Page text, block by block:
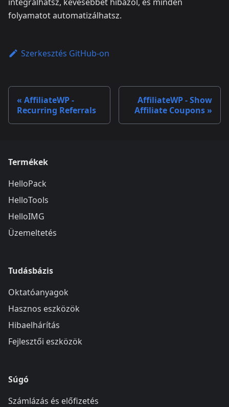
folyamatot automatizálhatsz.
Szerkesztés GitHub-on
AffiliateWP -
Recurring Referrals
AffiliateWP - Show
Affiliate Coupons
Termékek
HelloPack
HelloTools
HelloIMG
Üzemeltetés
Tudásbázis
Oktatóanyagok
Hasznos eszközök
Hibaelhárítás
Fejlesztői eszközök
Súgó
Számlázás és előfizetés